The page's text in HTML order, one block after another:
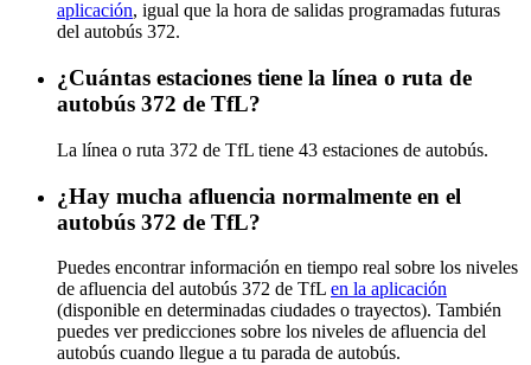
aplicación, igual que la hora de salidas programadas futuras
del autobús 372.
¿Cuántas estaciones tiene la línea o ruta de
autobús 372 de TfL?
La línea o ruta 372 de TfL tiene 43 estaciones de autobús.
¿Hay mucha afluencia normalmente en el
autobús 372 de TfL?
Puedes encontrar información en tiempo real sobre los niveles
de afluencia del autobús 372 de TfL en la aplicación
(disponible en determinadas ciudades o trayectos). También
puedes ver predicciones sobre los niveles de afluencia del
autobús cuando llegue a tu parada de autobús.